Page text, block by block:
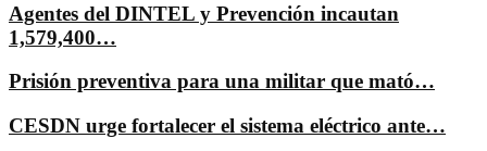
Agentes del DINTEL y Prevención incautan
1,579,400…
Prisión preventiva para una militar que mató…
CESDN urge fortalecer el sistema eléctrico ante…